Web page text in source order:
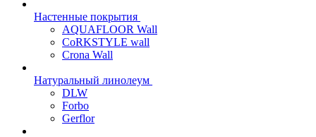
Настенные покрытия
AQUAFLOOR Wall
CoRKSTYLE wall
Crona Wall
Натуральный линолеум
DLW
Forbo
Gerflor